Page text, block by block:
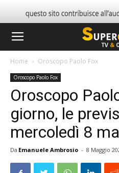
Home Oroscopo Paolo Fox
Oroscopo Paolo Fox
Oroscopo
giorno, le
mercoledì 8
Da Emanuele Ambrosio - 8 Maggio